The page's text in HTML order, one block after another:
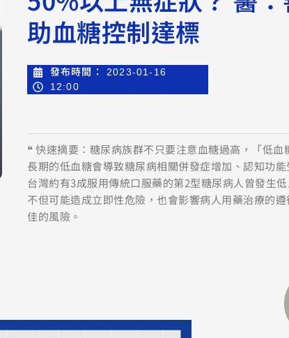
助血糖控制達標
發布時間：
2023-01-16
12:00
❝ 快速摘要：糖尿病族群不只要注意血糖過高，「低血
長期的低血糖會導致糖尿病相關併發症增加、認知功能
台灣約有3成服用傳統口服藥的第2型糖尿病人曾發生
不但可能造成立即性危險，也會影響病人用藥治療的
佳的風險。